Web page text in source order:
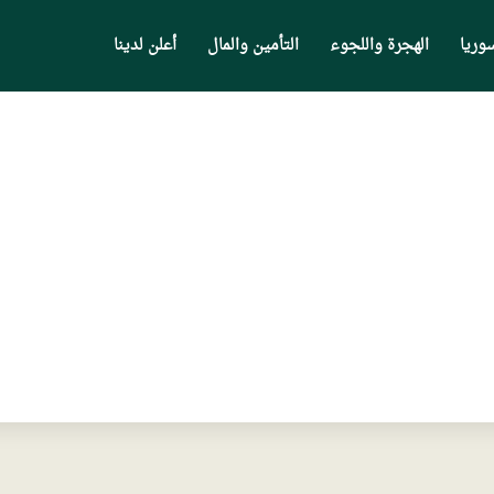
الهجرة واللجوء التأمين والمال أعلن لدينا